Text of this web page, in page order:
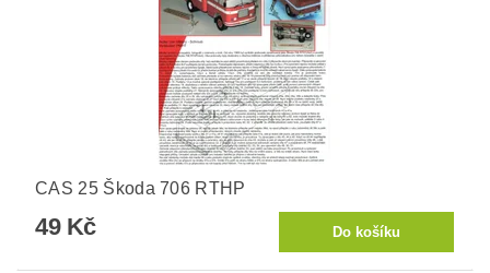
CAS 25 Škoda 706 RTHP
49 Kč